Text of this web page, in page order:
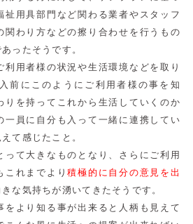
祉用具部門など関わる業者やスタッフ
関わり方などの擦り合わせを行うもの
ったそうです。
利用者様の状況や生活環境などを取り
前にこのようにご利用者様の事を知
りを持ってこれから生活していくのか
一員に自分も入って一緒に連携してい
て感じたこと。
って大きなものとなり、さらにご利用
これまでより積極的に自分の意見を出
な気持ちが湧いてきたそうです。
をより知る事が出来ると人柄も見えて